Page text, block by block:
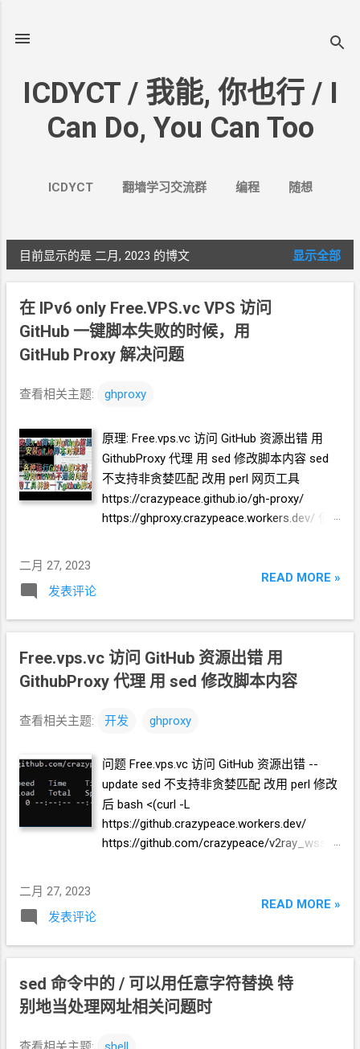
ICDYCT / 我能, 你也行 / I
Can Do, You Can Too
ICDYCT 翻墙学习交流群 编程 随想
博
目前显示的是 二月, 2023 的博文 显示全部
在 IPv6 only Free.VPS.vc VPS 访问
GitHub 一键脚本失败的时候，用
GitHub Proxy 解决问题
查看相关主题: ghproxy
原理: Free.vps.vc 访问 GitHub 资源出错 用
GithubProxy 代理 用 sed 修改脚本内容 sed
不支持非贪婪匹配 改用 perl 网页工具
https://crazypeace.github.io/gh-proxy/
https://ghproxy.crazypeace.workers.dev/ 使
https://github.com/crazypeace/v2ray_wss/r
https://github.com/crazypeace/v2ray_wss/r
aw/main/install.sh | perl -pe "$(curl -L
https://ghproxy.crazypeace.workers.dev/
https://github.com/crazypeace/gh-
proxy/raw/master/perl-pe-para )" ) 一键
开 IPv4
出站 修改前 bash <(curl -L
warp.sh/main/warp.sh ) 4 修改后 bash <(curl
-L https://ghproxy.crazypeace.workers.dev/
https://raw.githubusercontent.com/P3TERX/
warp.sh/main/warp.sh | perl -pe "$(curl -L
https://ghproxy.crazypeace.workers.dev/
二月 27, 2023
发表评论
READ MORE »
Free.vps.vc 访问 GitHub 资源出错 用
GithubProxy 代理 用 sed 修改脚本内容
查看相关主题: 开发 ghproxy
问题 Free.vps.vc 访问 GitHub 资源出错 --
update sed 不支持非贪婪匹配 改用 perl 修改
后 bash <(curl -L
https://github.crazypeace.workers.dev/
https://github.com/crazypeace/v2ray_wss/r
https://github.com/crazypeace/gh-
https://github.com/hunshcn/gh-proxy 要么
fork 一份脚本，自己修改添加 gh-proxy，如
下文教程 如何设置自定义
我的
warp
脚本 要么就把脚本下载到本地，
然后修改脚本。有手搓和
二月 27, 2023
发表评论
READ MORE »
sed 命令中的 / 可以用任意字符替换 特
别地当处理网址相关问题时